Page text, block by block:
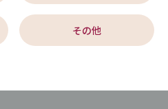
その他